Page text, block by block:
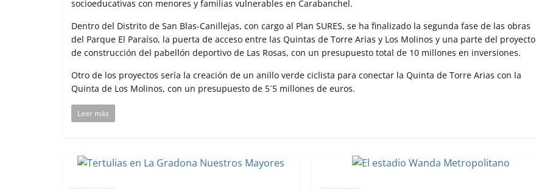
socioeducativas con menores y familias vulnerables en Carabanchel.
Dentro del Distrito de San Blas-Canillejas, con cargo al Plan SURES, se ha finalizado la segunda fase de las obras
del Parque El Paraíso, la puerta de acceso entre las Quintas de Torre Arias y Los Molinos y una parte del proyecto
de construcción del pabellón deportivo de Las Rosas, con un presupuesto total de 10 millones en inversiones.
Otro de los proyectos sería la creación de un anillo verde ciclista para conectar la Quinta de Torre Arias con la
Quinta de Los Molinos, con un presupuesto de 5´5 millones de euros.
Leer más